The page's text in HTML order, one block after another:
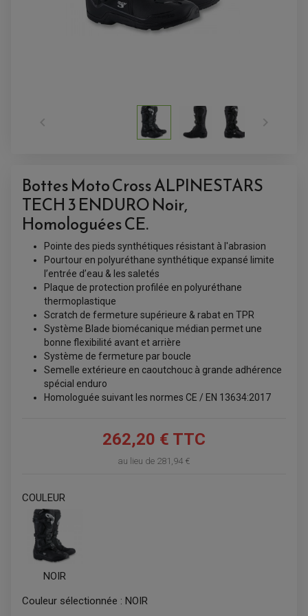
ANTIVOL-ALARME
BAGAGERIE
ACCESSOIRES QUAD
ACCESSOIRES ANODISES POUR QUAD
POIGNÉE QUAD
PONTETS / REHAUSSES DE GUIDON
REPOSE PIED QUAD
BAGAGERIE / TREUIL / ATTELAGE
COFFRE / TOP CASE QUAD
TREUIL ET ATTELAGE QUAD-SSV
ÉQUIPEMENT ÉLECTRIQUE
ACCESSOIRES ÉLECTRIQUE ENDURO
COMPTEUR D'HEURE
 
Bottes Moto Cross ALPINESTARS
TECH 3 ENDURO Noir,
Homologuées CE.
Pointe des pieds synthétiques résistant à l'abrasion
Pourtour en polyuréthane synthétique expansé limite
l’entrée d’eau & les saletés
Plaque de protection profilée en polyuréthane
thermoplastique
Scratch de fermeture supérieure & rabat en TPR
Système Blade biomécanique médian permet une
bonne flexibilité avant et arrière
Système de fermeture par boucle
Semelle extérieure en caoutchouc à grande adhérence
spécial enduro
Homologuée suivant les normes CE / EN 13634:2017
262,20 € TTC
au lieu de 281,94 €
COULEUR
NOIR
Couleur sélectionnée : NOIR